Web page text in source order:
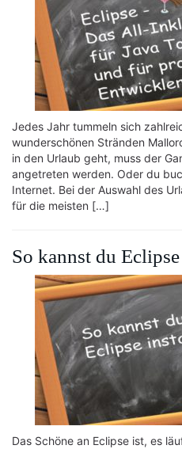
Jedes Jahr tummeln sich
wunderschönen Stränden
in den Urlaub geht, muss der
angetreten werden. Oder du
Internet. Bei der Auswahl des
für die meisten […]
So kannst du
Das Schöne an Eclipse ist, es